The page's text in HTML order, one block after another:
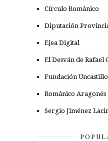
Círculo Románico
Diputación
Ejea Digital
El Desván de Rafael
Fundación Uncastillo
Románico Aragonés
Sergio Jiménez